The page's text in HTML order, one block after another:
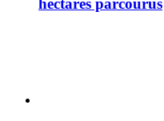
hectares parcourus